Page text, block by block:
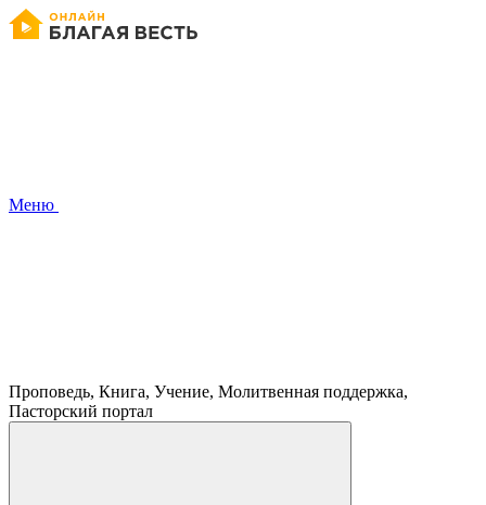
Меню
Проповедь, Книга, Учение, Молитвенная поддержка,
Пасторский портал